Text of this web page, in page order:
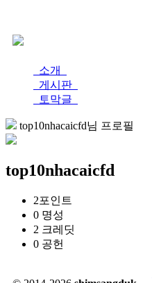
소개
게시판
토막글
top10nhacaicfd님 프로필
top10nhacaicfd
2포인트
0 명성
2 크레딧
0 공헌